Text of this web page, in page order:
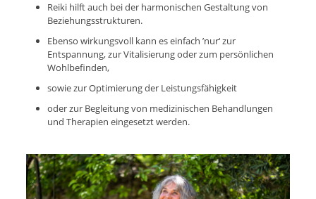
Reiki hilft auch bei der harmonischen Gestaltung von
Beziehungsstrukturen.
Ebenso wirkungsvoll kann es einfach ’nur‘ zur
Entspannung, zur Vitalisierung oder zum persönlichen
Wohlbefinden,
sowie zur Optimierung der Leistungsfähigkeit
oder zur Begleitung von medizinischen Behandlungen
und Therapien eingesetzt werden.